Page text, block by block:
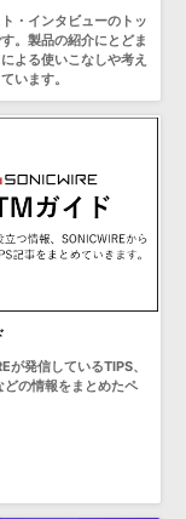
・インタビューのトッ
。製品の紹介にとどま
よる使いこなしや考え
います。
が発信しているTIPS、
の情報をまとめたペ